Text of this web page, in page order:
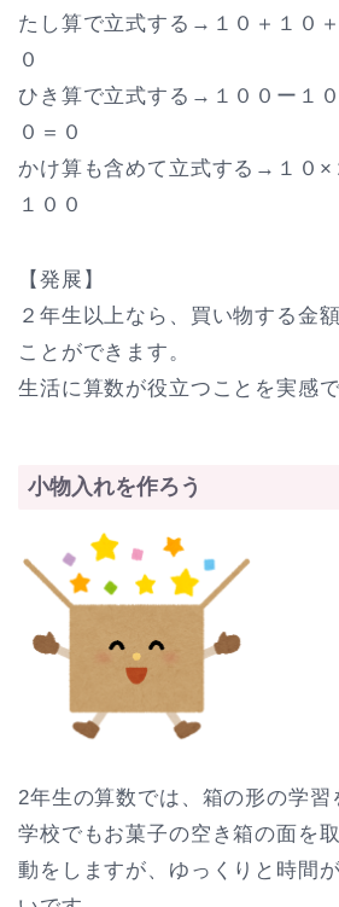
たし算で立式する→１０＋１０
０
ひき算で立式する→１００ー１
０＝０
かけ算も含めて立式する→１０×
１００
【発展】
２年生以上なら、買い物する金
ことができます。
生活に算数が役立つことを実感で
小物入れを作ろう
2年生の算数では、箱の形の学習
学校でもお菓子の空き箱の面を
動をしますが、ゆっくりと時間